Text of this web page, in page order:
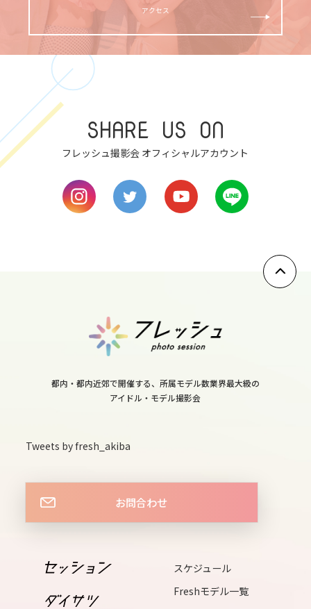
アクセス
SHARE US ON
フレッシュ撮影会 オフィシャルアカウント
都内・都内近郊で開催する、所属モデル数業界最大級の
アイドル・モデル撮影会
Tweets by fresh_akiba
お問合わせ
スケジュール
Freshモデル一覧